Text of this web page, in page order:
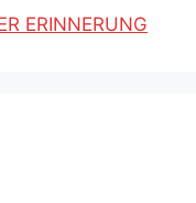
ERINNERUNG